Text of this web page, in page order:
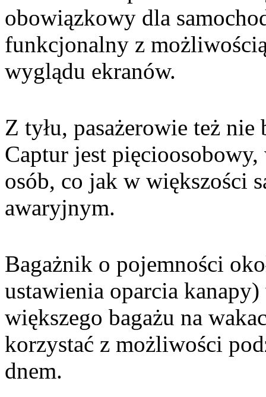
obowiązkowy dla
funkcjonalny z
wyglądu ekranów.
Z tyłu, pasażerowie też nie
Captur jest
osób, co jak w większości
awaryjnym.
Bagażnik o pojemności
ustawienia oparcia
większego bagażu na
korzystać z możliwości
dnem.